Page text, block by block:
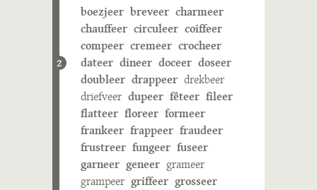
2
boezjeer breveer charmeer
chauffeer circuleer coiffeer
compeer cremeer crocheer
dateer dineer doceer doseer
doubleer drappeer drekbeer
driefveer dupeer fêteer fileer
flatteer floreer formeer
frankeer frappeer fraudeer
frustreer fungeer fuseer
garneer geneer grameer
grampeer griffeer grosseer